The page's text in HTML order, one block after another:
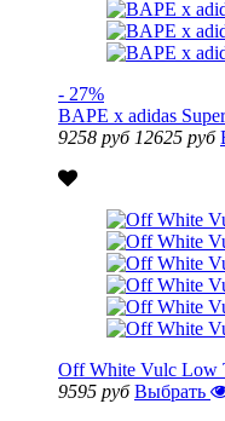
- 27%
BAPE x adidas
9258 руб 12625 руб
Off White Vulc Low
9595 руб Выбрать